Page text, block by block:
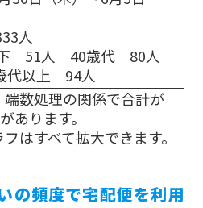
人
下 51人 40歳代 80人
以上 94人
数処理の関係で合計が
あります。
はすべて拡大できます。
の頻度で宅配便を利用